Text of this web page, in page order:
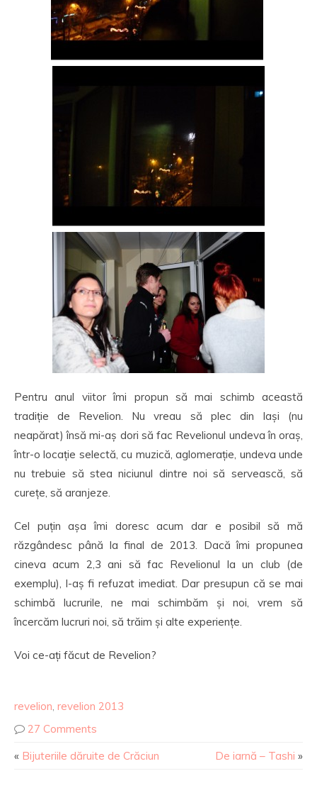
Pentru anul viitor îmi propun să mai schimb această
tradiție de Revelion. Nu vreau să plec din Iași (nu
neapărat) însă mi-aș dori să fac Revelionul undeva în oraș,
într-o locație selectă, cu muzică, aglomerație, undeva unde
nu trebuie să stea niciunul dintre noi să servească, să
curețe, să aranjeze.
Cel puțin așa îmi doresc acum dar e posibil să mă
răzgândesc până la final de 2013. Dacă îmi propunea
cineva acum 2,3 ani să fac Revelionul la un club (de
exemplu), l-aș fi refuzat imediat. Dar presupun că se mai
schimbă lucrurile, ne mai schimbăm și noi, vrem să
încercăm lucruri noi, să trăim și alte experiențe.
Voi ce-ați făcut de Revelion?
revelion, revelion 2013
27 Comments
« Bijuteriile dăruite de Crăciun De iarnă – Tashi »